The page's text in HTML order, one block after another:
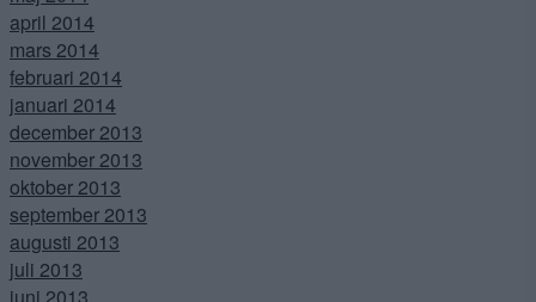
april 2014
mars 2014
februari 2014
januari 2014
december 2013
november 2013
oktober 2013
september 2013
augusti 2013
juli 2013
juni 2013